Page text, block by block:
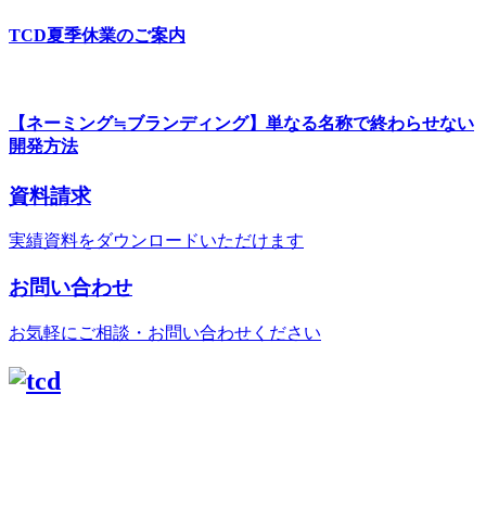
TCD夏季休業のご案内
【ネーミング≒ブランディング】単なる名称で終わらせない
開発方法
資料請求
実績資料をダウンロードいただけます
お問い合わせ
お気軽にご相談・お問い合わせください